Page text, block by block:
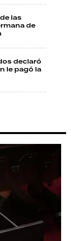
las
de
declaró
le pagó la